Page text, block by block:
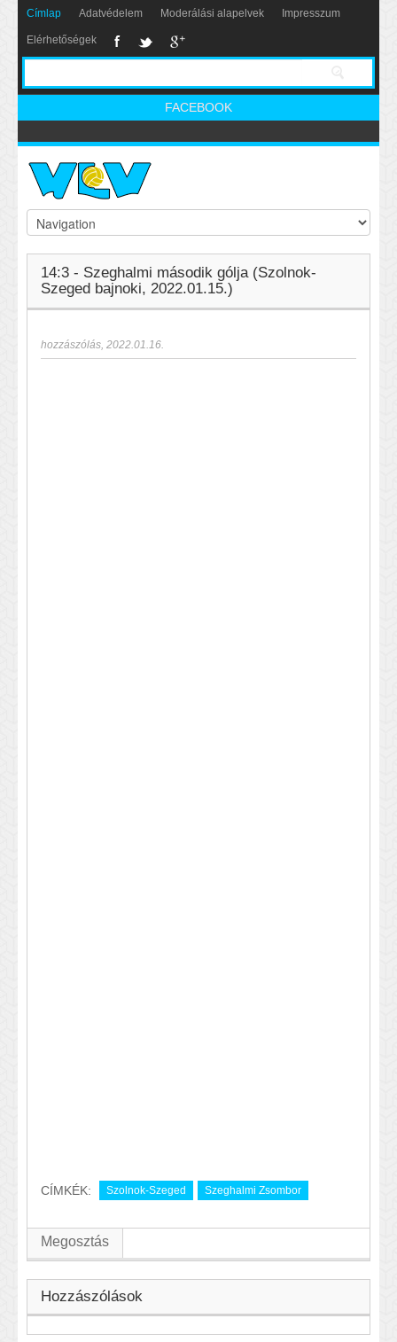
Címlap Adatvédelem Moderálási alapelvek Impresszum
Elérhetőségek
FACEBOOK
14:3 - Szeghalmi második gólja (Szolnok-
Szeged bajnoki, 2022.01.15.)
hozzászólás, 2022.01.16.
CÍMKÉK: Szolnok-Szeged Szeghalmi Zsombor
Megosztás
Hozzászólások